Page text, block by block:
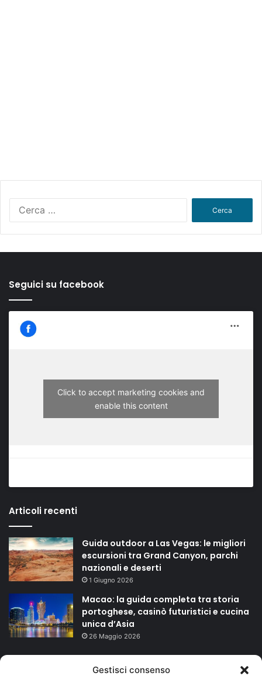
Gestisci consenso
Seguici su facebook
Click to accept marketing cookies and
enable this content
Articoli recenti
Guida outdoor a Las Vegas: le migliori
escursioni tra Grand Canyon, parchi
nazionali e deserti
1 Giugno 2026
Macao: la guida completa tra storia
portoghese, casinò futuristici e cucina
unica d’Asia
26 Maggio 2026